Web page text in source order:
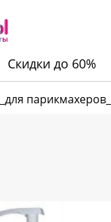
Скидки до 60%
для парикмахеров